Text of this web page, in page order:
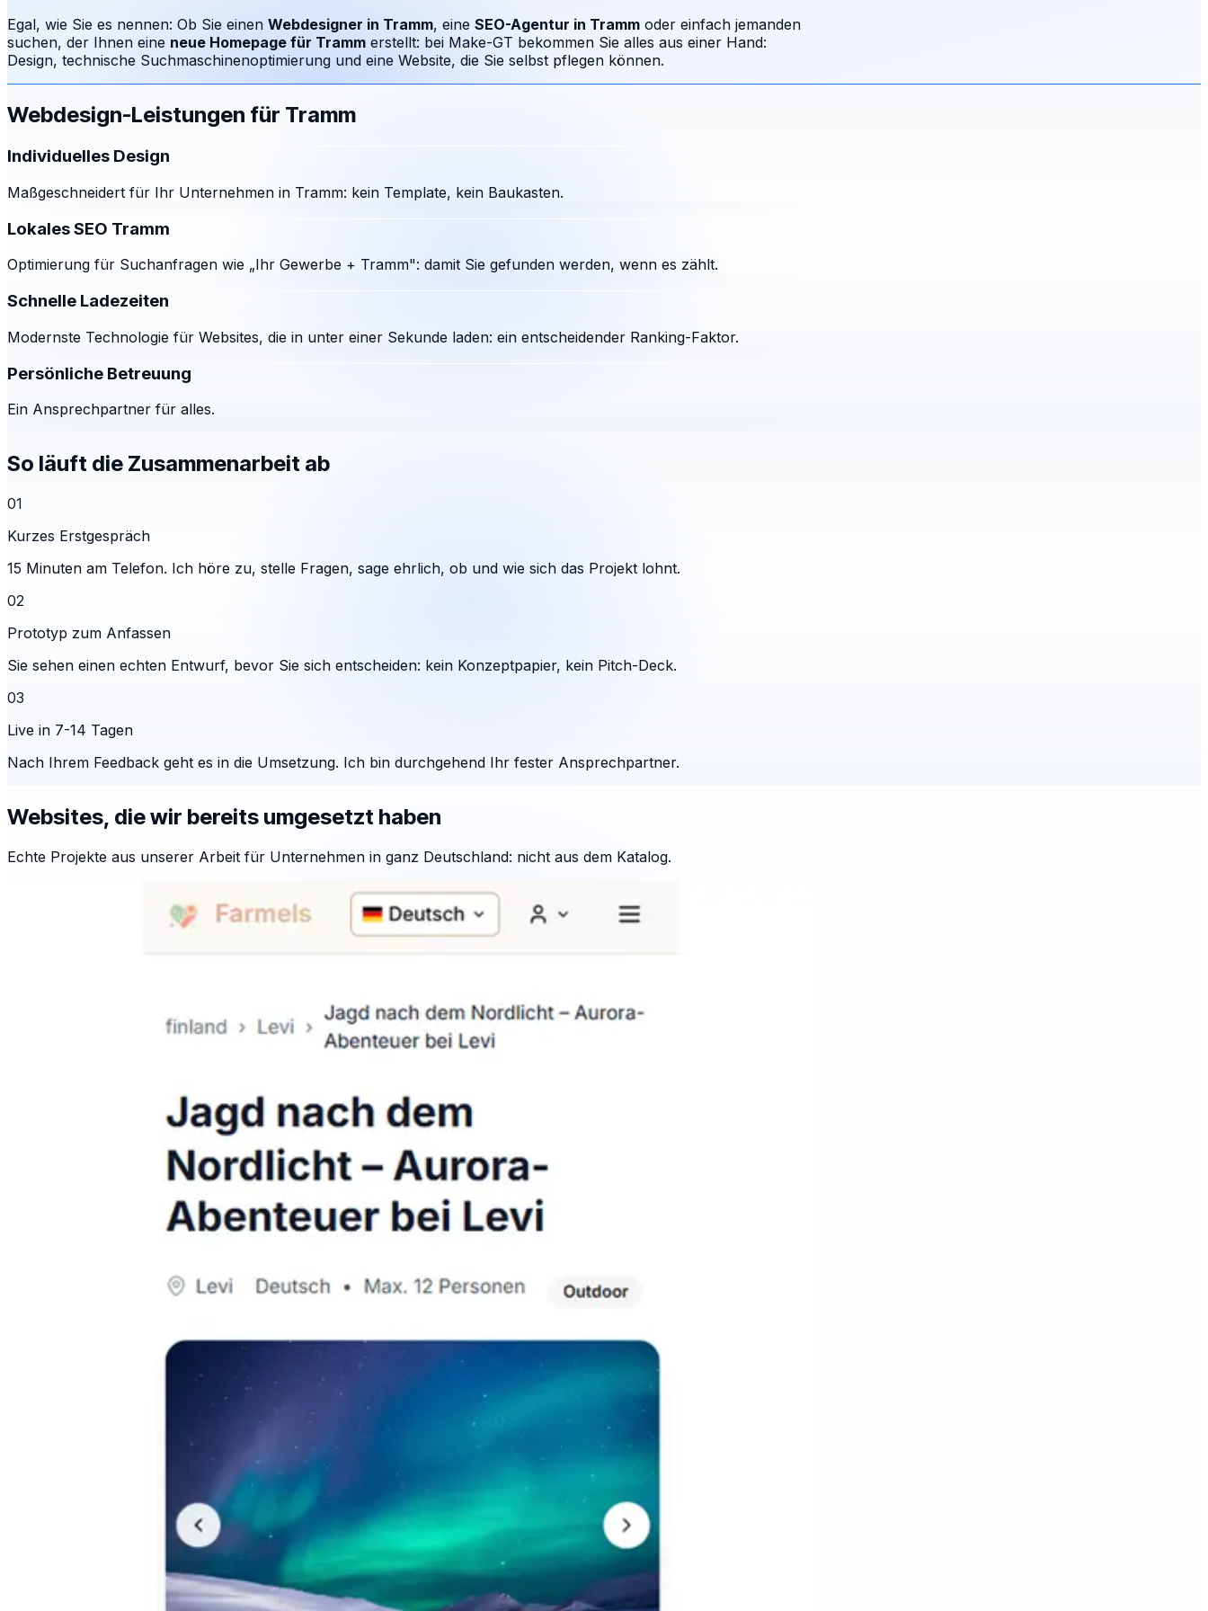
Egal, wie Sie es nennen: Ob Sie einen Webdesigner in Tramm, eine SEO-Agentur in Tramm oder einfach jemanden
suchen, der Ihnen eine neue Homepage für Tramm erstellt: bei Make-GT bekommen Sie alles aus einer Hand:
Design, technische Suchmaschinenoptimierung und eine Website, die Sie selbst pflegen können.
Webdesign-Leistungen für Tramm
Individuelles Design
Maßgeschneidert für Ihr Unternehmen in Tramm: kein Template, kein Baukasten.
Lokales SEO Tramm
Optimierung für Suchanfragen wie „Ihr Gewerbe + Tramm": damit Sie gefunden werden, wenn es zählt.
Schnelle Ladezeiten
Modernste Technologie für Websites, die in unter einer Sekunde laden: ein entscheidender Ranking-Faktor.
Persönliche Betreuung
Ein Ansprechpartner für alles.
So läuft die Zusammenarbeit ab
01
Kurzes Erstgespräch
15 Minuten am Telefon. Ich höre zu, stelle Fragen, sage ehrlich, ob und wie sich das Projekt lohnt.
02
Prototyp zum Anfassen
Sie sehen einen echten Entwurf, bevor Sie sich entscheiden: kein Konzeptpapier, kein Pitch-Deck.
03
Live in 7-14 Tagen
Nach Ihrem Feedback geht es in die Umsetzung. Ich bin durchgehend Ihr fester Ansprechpartner.
Websites, die wir bereits umgesetzt haben
Echte Projekte aus unserer Arbeit für Unternehmen in ganz Deutschland: nicht aus dem Katalog.